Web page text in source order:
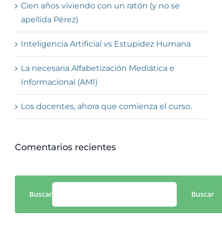
Cien años viviendo con un ratón (y no se
apellida Pérez)
Inteligencia Artificial vs Estupidez Humana
La necesaria Alfabetización Mediática e
Informacional (AMI)
Los docentes, ahora que comienza el curso.
Comentarios recientes
Buscar Buscar